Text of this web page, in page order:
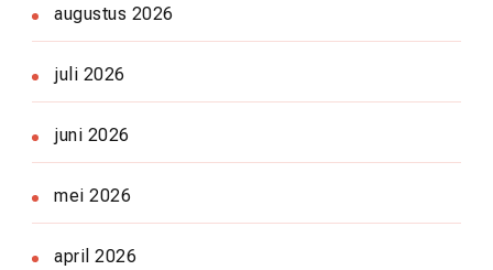
augustus 2026
juli 2026
juni 2026
mei 2026
april 2026